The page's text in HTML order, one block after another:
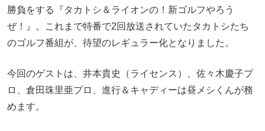
勝負をする『タカトシ＆ライオンの！新ゴルフやろう
ぜ！』。これまで特番で2回放送されていたタカトシたち
のゴルフ番組が、待望のレギュラー化となりました。
今回のゲストは、井本貴史（ライセンス）、佐々木慶子プ
ロ、倉田珠里亜プロ、進行＆キャディーは昼メシくんが務
めます。